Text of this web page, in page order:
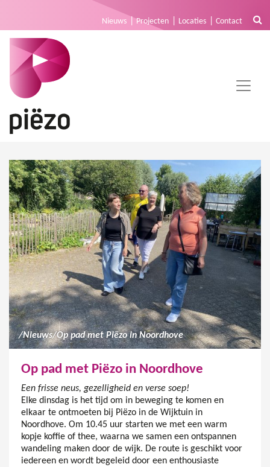
Nieuws Projecten Locaties Contact
/Nieuws/Op pad met Piëzo in Noordhove
Op pad met Piëzo in Noordhove
Een frisse neus, gezelligheid en verse soep!
Elke dinsdag is het tijd om in beweging te komen en
elkaar te ontmoeten bij Piëzo in de Wijktuin in
Noordhove. Om 10.45 uur starten we met een warm
kopje koffie of thee, waarna we samen een ontspannen
wandeling maken door de wijk. De route is geschikt voor
iedereen en wordt begeleid door een enthousiaste